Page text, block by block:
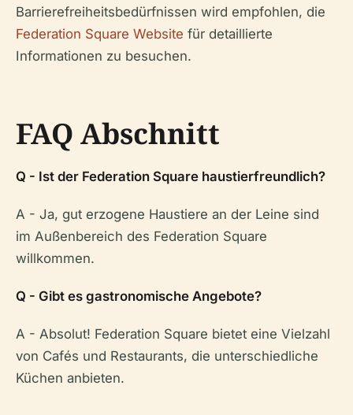
Barrierefreiheitsbedürfnissen wird empfohlen, die
Federation Square Website für detaillierte
Informationen zu besuchen.
FAQ Abschnitt
Q - Ist der Federation Square haustierfreundlich?
A - Ja, gut erzogene Haustiere an der Leine sind
im Außenbereich des Federation Square
willkommen.
Q - Gibt es gastronomische Angebote?
A - Absolut! Federation Square bietet eine Vielzahl
von Cafés und Restaurants, die unterschiedliche
Küchen anbieten.